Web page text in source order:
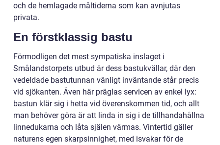
och de hemlagade måltiderna som kan avnjutas
privata.
En förstklassig bastu
Förmodligen det mest sympatiska inslaget i
Smålandstorpets utbud är dess bastukvällar, där den
vedeldade bastutunnan vänligt inväntande står precis
vid sjökanten. Även här präglas servicen av enkel lyx:
bastun klär sig i hetta vid överenskommen tid, och allt
man behöver göra är att linda in sig i de tillhandahållna
linnedukarna och låta själen värmas. Vintertid gäller
naturens egen skarpsinnighet, med isvakar för de